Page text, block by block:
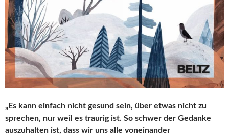
„Es kann einfach nicht gesund sein, über etwas nicht zu
sprechen, nur weil es traurig ist. So schwer der Gedanke
auszuhalten ist, dass wir uns alle voneinander